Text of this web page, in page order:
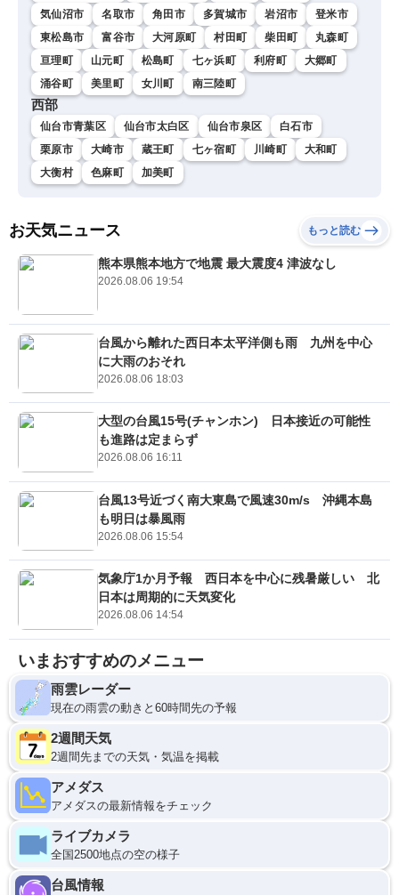
気仙沼市 名取市 角田市 多賀城市 岩沼市
登米市
東松島市
富谷市 大河原町 村田町 柴田町
丸森町
亘理町
山元町 松島町 七ヶ浜町 利府町
大郷町
涌谷町
美里町 女川町 南三陸町
西部
仙台市青葉区 仙台市太白区 仙台市泉区
白石市
栗原市
大崎市 蔵王町 七ヶ宿町 川崎町
大和町
大衡村
色麻町 加美町
お天気ニュース もっと読む
熊本県熊本地方で地震 最大震度4 津波なし
2026.08.06 19:54
台風から離れた西日本太平洋側も雨 九州を中心
に大雨のおそれ
2026.08.06 18:03
大型の台風15号(チャンホン) 日本接近の可能性
も進路は定まらず
2026.08.06 16:11
台風13号近づく南大東島で風速30m/s 沖縄本島
も明日は暴風雨
2026.08.06 15:54
気象庁1か月予報 西日本を中心に残暑厳しい 北
日本は周期的に天気変化
2026.08.06 14:54
いまおすすめのメニュー
雨雲レーダー
現在の雨雲の動きと60時間先の予報
2週間天気
2週間先までの天気・気温を掲載
アメダス
アメダスの最新情報をチェック
ライブカメラ
全国2500地点の空の様子
台風情報